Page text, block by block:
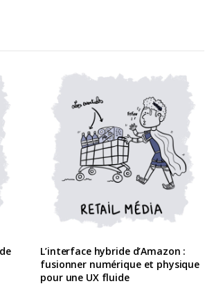
L’interface hybride d’Amazon :
fusionner numérique et physique
pour une UX fluide